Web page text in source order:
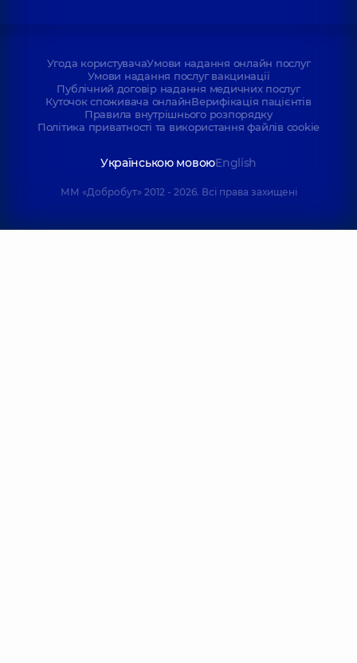
Угода користувачаУмови надання онлайн послуг
Умови надання послуг вакцинації
Публічний договір надання медичних послуг
Куточок споживача онлайнВерифікація пацієнтів
Правила внутрішнього розпорядку
Політика приватності та використання файлів cookie
Українською мовоюEnglish
ММ «Добробут» 2012 - 2026. Всі права захищені